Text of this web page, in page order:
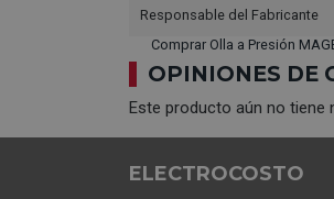
Responsable del Fabricante
Comprar Olla a Presión
OPINIONES DE
Este producto aún no tiene
ELECTROCOSTO